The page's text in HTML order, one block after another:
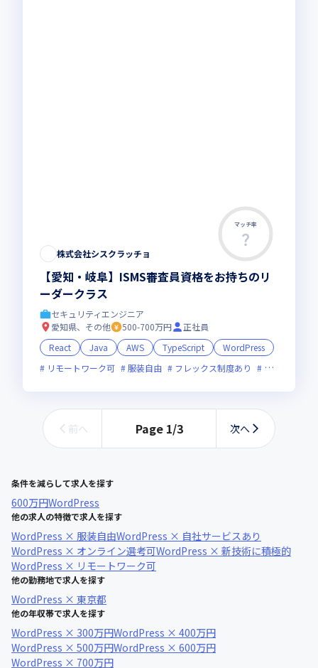
マッチ率
株式会社シスクラッチョ
【愛知・岐阜】ISMS審査員資格をお持ちのリ
ーダークラス
セキュリティエンジニア
愛知県、その他
500-700万円
正社員
React
Java AWS TypeScript
WordPress
リモートワーク可
服装自由 フレックス制度あり 新規立ち上げ
前へ Page 1/3 次へ
条件を減らして求人を探す
600万円WordPress
他の求人の特徴で求人を探す
WordPress × 服装自由WordPress × 自社サービスあり
WordPress × オンライン選考可WordPress × 新技術に積極的
WordPress × リモートワーク可
他の勤務地で求人を探す
WordPress × 東京都
他の年収帯で求人を探す
WordPress × 300万円WordPress × 400万円
WordPress × 500万円WordPress × 600万円
WordPress × 700万円